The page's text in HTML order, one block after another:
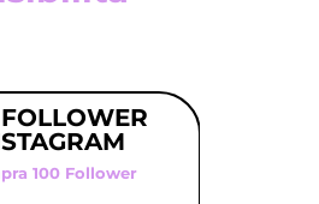
100 Follower